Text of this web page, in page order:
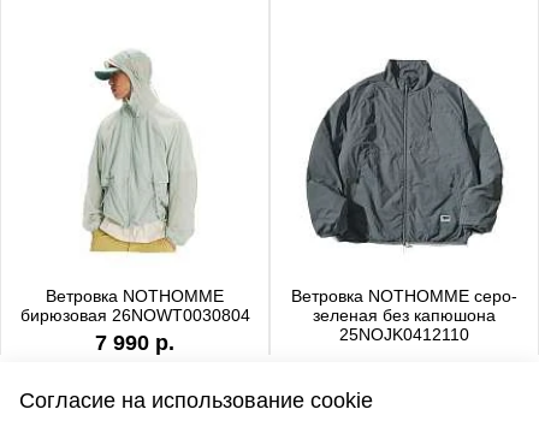
Ветровка NOTHOMME
бирюзовая 26NOWT0030804
7 990 р.
Ветровка NOTHOMME серо-
зеленая без капюшона
25NOJK0412110
Согласие на использование cookie